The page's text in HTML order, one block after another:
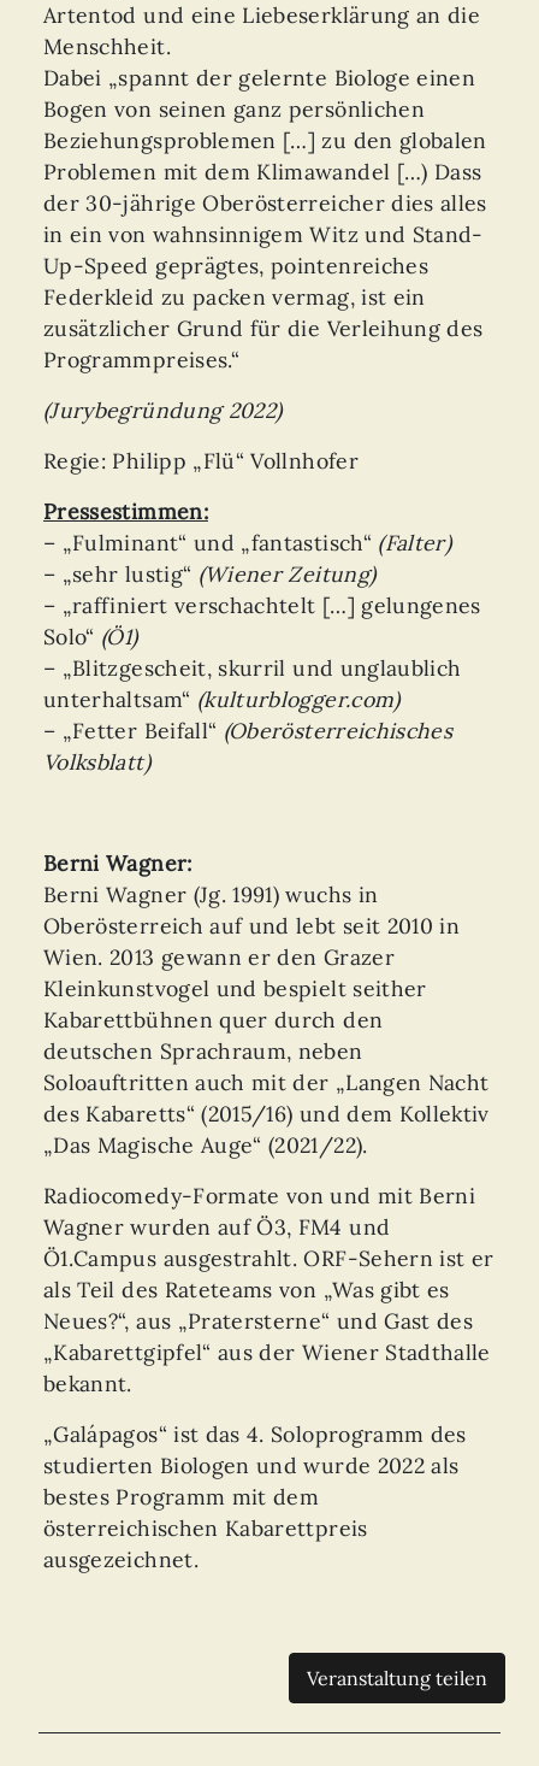
Artentod und eine Liebeserklärung an die
Menschheit.
Dabei „spannt der gelernte Biologe einen
Bogen von seinen ganz persönlichen
Beziehungsproblemen […] zu den globalen
Problemen mit dem Klimawandel […) Dass
der 30-jährige Oberösterreicher dies alles
in ein von wahnsinnigem Witz und Stand-
Up-Speed geprägtes, pointenreiches
Federkleid zu packen vermag, ist ein
zusätzlicher Grund für die Verleihung des
Programmpreises.“
(Jurybegründung 2022)
Regie: Philipp „Flü“ Vollnhofer
Pressestimmen:
– „Fulminant“ und „fantastisch“ (Falter)
– „sehr lustig“ (Wiener Zeitung)
– „raffiniert verschachtelt […] gelungenes
Solo“ (Ö1)
– „Blitzgescheit, skurril und unglaublich
unterhaltsam“ (kulturblogger.com)
– „Fetter Beifall“ (Oberösterreichisches
Volksblatt)
Berni Wagner:
Berni Wagner (Jg. 1991) wuchs in
Oberösterreich auf und lebt seit 2010 in
Wien. 2013 gewann er den Grazer
Kleinkunstvogel und bespielt seither
Kabarettbühnen quer durch den
deutschen Sprachraum, neben
Soloauftritten auch mit der „Langen Nacht
des Kabaretts“ (2015/16) und dem Kollektiv
„Das Magische Auge“ (2021/22).
Radiocomedy-Formate von und mit Berni
Wagner wurden auf Ö3, FM4 und
Ö1.Campus ausgestrahlt. ORF-Sehern ist er
als Teil des Rateteams von „Was gibt es
Neues?“, aus „Pratersterne“ und Gast des
„Kabarettgipfel“ aus der Wiener Stadthalle
bekannt.
„Galápagos“ ist das 4. Soloprogramm des
studierten Biologen und wurde 2022 als
bestes Programm mit dem
österreichischen Kabarettpreis
ausgezeichnet.
Veranstaltung teilen